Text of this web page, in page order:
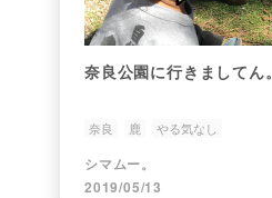
奈良公園に行きましてん。
奈良 鹿 やる気なし
シマムー。
2019/05/13